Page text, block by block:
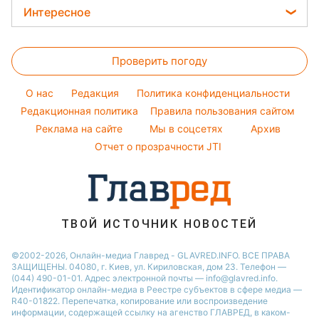
Настя Каменских
Виталий Козловский
Потап
Погода на завтра
Красивый маникюр
Модные ошибки
Советы от Андре Тана
Новости Львова
Новости Харькова
Новости Днепра
Новости Полтавы
Новости Тернополя
Новости Сум
Новости Житомира
Новости Одессы
Новости Ровно
Интересное
Тесты по картинке
Оптические иллюзии
Народные приметы
Все о шоу-бизнесе
Проверить погоду
O нас Редакция
Политика конфиденциальности
Редакционная политика
Правила пользования сайтом
Реклама на сайте
Мы в соцсетях
Архив
Отчет о прозрачности JTI
ТВОЙ ИСТОЧНИК НОВОСТЕЙ
©2002-2026, Онлайн-медиа Главред - GLAVRED.INFO. ВСЕ ПРАВА
ЗАЩИЩЕНЫ. 04080, г. Киев, ул. Кириловская, дом 23. Телефон —
(044) 490-01-01. Адрес электронной почты — info@glavred.info.
Идентификатор онлайн-медиа в Реестре cубъектов в сфере медиа —
R40-01822. Перепечатка, копирование или воспроизведение
информации, содержащей ссылку на агенство ГЛАВРЕД, в каком-